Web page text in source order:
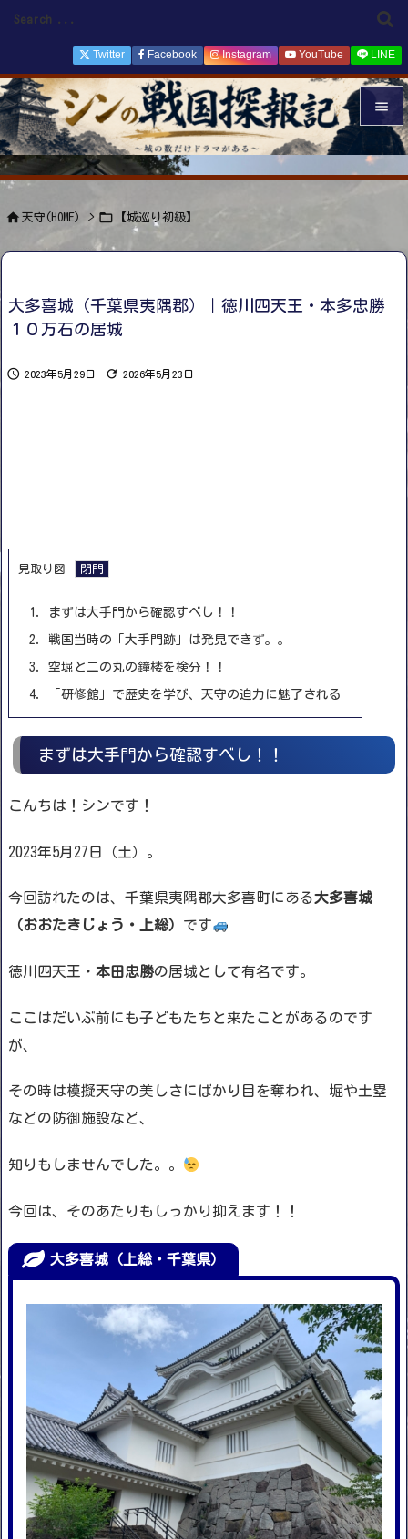


メニュ

Twitter Facebook Instagram YouTube LINE
 天守(HOME) >  【城巡り初級】
大多喜城（千葉県夷隅郡）｜徳川四天王・本多忠勝
１０万石の居城
 2023年5月29日  2026年5月23日
見取り図
1. まずは大手門から確認すべし！！
2. 戦国当時の「大手門跡」は発見できず。。
3. 空堀と二の丸の鐘楼を検分！！
4. 「研修館」で歴史を学び、天守の迫力に魅了される
まずは大手門から確認すべし！！
こんちは！シンです！
2023年5月27日（土）。
今回訪れたのは、千葉県夷隅郡大多喜町にある大多喜城
（おおたきじょう・上総） です
徳川四天王・ 本田忠勝の居城として有名です。
ここはだいぶ前にも子どもたちと来たことがあるのです
が、
その時は模擬天守の美しさにばかり目を奪われ、堀や土塁
などの防御施設など、
知りもしませんでした。。
今回は、そのあたりもしっかり抑えます！！
大多喜城（上総・千葉県）